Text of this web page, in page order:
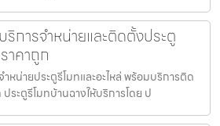
ริการจำหน่ายและติดตั้งประตู
าคาถูก
หน่ายประตูรีโมทและอะไหล่ พร้อมบริการติด
ระตูรีโมทบ้านฉางให้บริการโดย ป